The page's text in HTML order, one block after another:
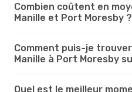
Combien coûtent en
Manille et Port Moresby ?
Comment puis-je
Manille à Port Moresby
Quel est le meilleur